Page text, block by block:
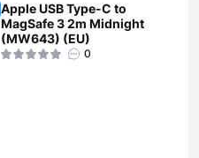
Apple USB Type-C to
MagSafe 3 2m Midnight
(MW643) (EU)
0